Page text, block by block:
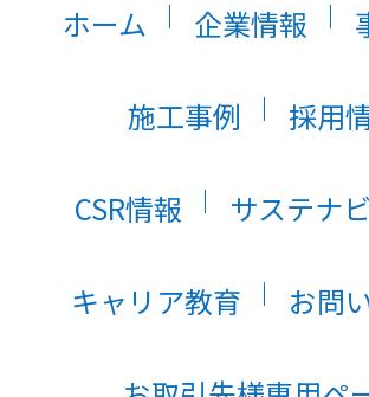
ホーム 企業情報
施工事例 採用
CSR情報 サステナ
キャリア教育 お問